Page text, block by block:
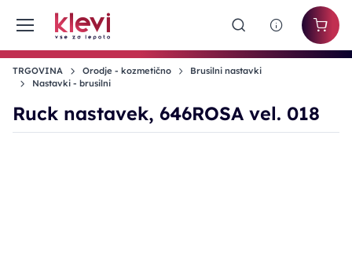
TRGOVINA Orodje - kozmetično
Brusilni nastavki
Nastavki - brusilni
Ruck nastavek, 646ROSA vel. 018